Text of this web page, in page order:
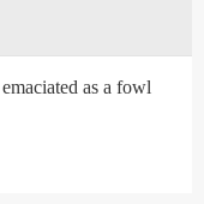
as a fowl